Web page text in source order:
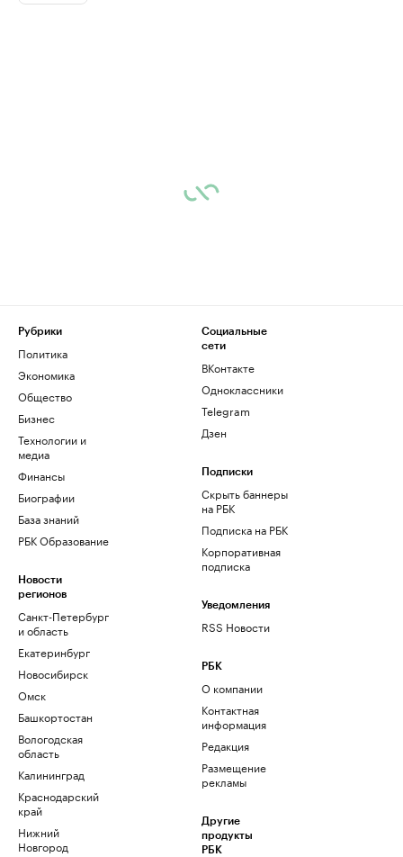
Рубрики
Политика
Экономика
Общество
Бизнес
Технологии и
медиа
Финансы
Биографии
База знаний
РБК Образование
Новости
регионов
Санкт-Петербург
и область
Екатеринбург
Новосибирск
Омск
Башкортостан
Вологодская
область
Калининград
Краснодарский
край
Нижний
Новгород
Социальные
сети
ВКонтакте
Одноклассники
Telegram
Дзен
Подписки
Скрыть баннеры
на РБК
Подписка на РБК
Корпоративная
подписка
Уведомления
RSS Новости
РБК
О компании
Контактная
информация
Редакция
Размещение
рекламы
Другие
продукты
РБК